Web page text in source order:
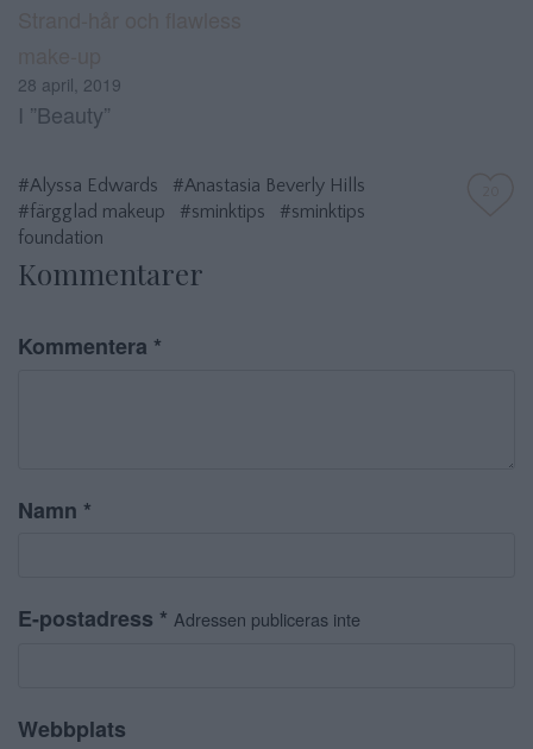
28 april, 2019
I ”Beauty”
#Alyssa Edwards
#Anastasia Beverly Hills
#färgglad makeup
#sminktips
#sminktips
foundation
Kommentarer
Kommentera *
Namn *
E-postadress * Adressen publiceras inte
Webbplats